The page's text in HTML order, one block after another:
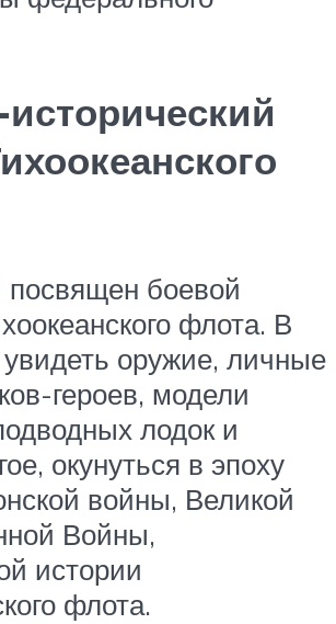
посвящен боевой
флота. В
оружие, личные
героев, модели
лодок и
окунуться в эпоху
войны, Великой
Войны,
истории
флота.